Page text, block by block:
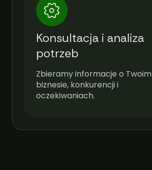
Konsultacja i analiza
potrzeb
Zbieramy informacje o Twoim
biznesie, konkurencji i
oczekiwaniach.